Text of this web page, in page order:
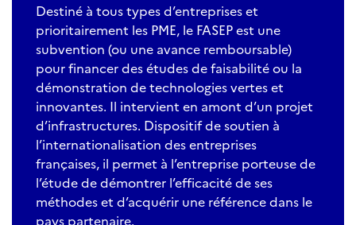
Destiné à tous types d’entreprises et
prioritairement les PME, le FASEP est une
subvention (ou une avance remboursable)
pour financer des études de faisabilité ou la
démonstration de technologies vertes et
innovantes. Il intervient en amont d’un projet
d’infrastructures. Dispositif de soutien à
l’internationalisation des entreprises
françaises, il permet à l’entreprise porteuse de
l’étude de démontrer l’efficacité de ses
méthodes et d’acquérir une référence dans le
pays partenaire.